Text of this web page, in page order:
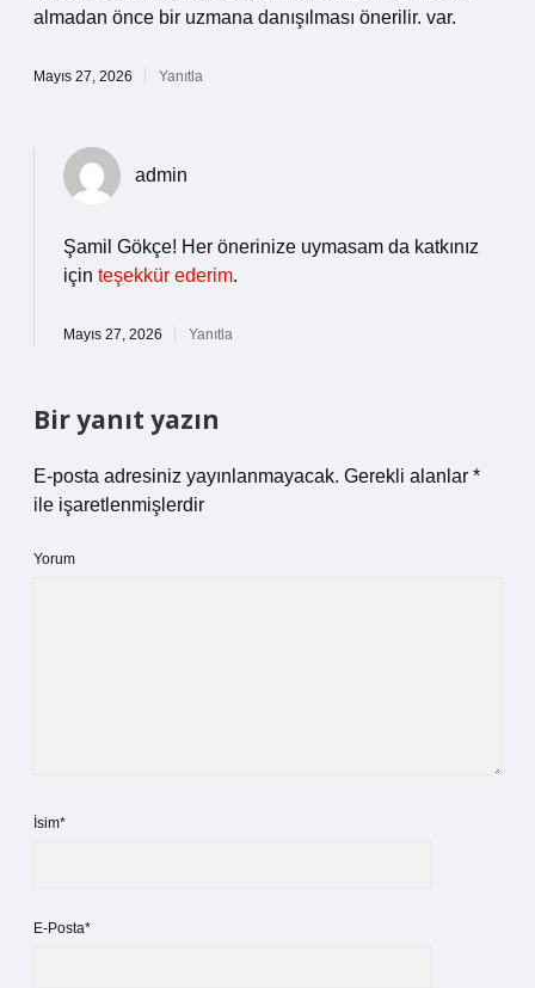
almadan önce bir uzmana danışılması önerilir. var.
Mayıs 27, 2026 Yanıtla
admin
Şamil Gökçe! Her önerinize uymasam da katkınız
için teşekkür ederim.
Mayıs 27, 2026 Yanıtla
Bir yanıt yazın
E-posta adresiniz yayınlanmayacak. Gerekli alanlar *
ile işaretlenmişlerdir
Yorum
İsim*
E-Posta*